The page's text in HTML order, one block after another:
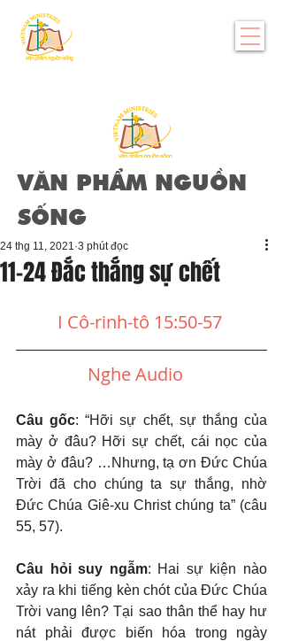
VĂN PHẨM NGUỒN
SỐNG
11-24 Đắc thắng sự chết
24 thg 11, 2021 3 phút đọc
I Cô-rinh-tô 15:50-57
Nghe Audio
Câu gốc: “Hỡi sự chết, sự thắng của
mày ở đâu? Hỡi sự chết, cái nọc của
mày ở đâu? …Nhưng, tạ ơn Đức Chúa
Trời đã cho chúng ta sự thắng, nhờ
Đức Chúa Giê-xu Christ chúng ta” (câu
55, 57).
Câu hỏi suy ngẫm: Hai sự kiện nào
xảy ra khi tiếng kèn chót của Đức Chúa
Trời vang lên? Tại sao thân thể hay hư
nát phải được biến hóa trong ngày